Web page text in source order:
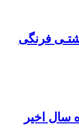
فرنگی
سال اخیر